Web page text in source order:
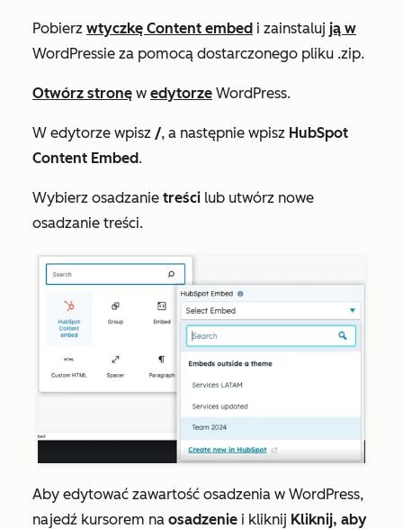
Pobierz wtyczkę Content embed i zainstaluj ją w
WordPressie za pomocą dostarczonego pliku .zip.
Otwórz stronę w edytorze WordPress.
W edytorze wpisz /, a następnie wpisz HubSpot
Content Embed.
Wybierz osadzanie treści lub utwórz nowe
osadzanie treści.
Aby edytować zawartość osadzenia w WordPress,
najedź kursorem na osadzenie i kliknij Kliknij, aby